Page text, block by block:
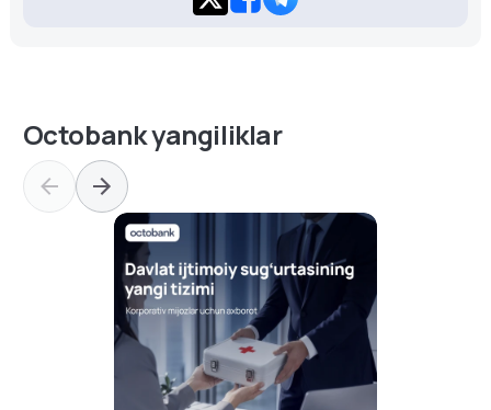
Octobank yangiliklar